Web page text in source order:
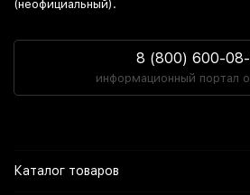
(неофициальный).
8 (800) 600-
информационный портал
Каталог товаров